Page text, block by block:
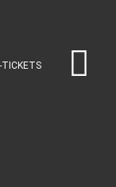
TICKETS